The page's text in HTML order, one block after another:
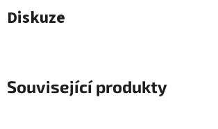
Diskuze
Související produkty